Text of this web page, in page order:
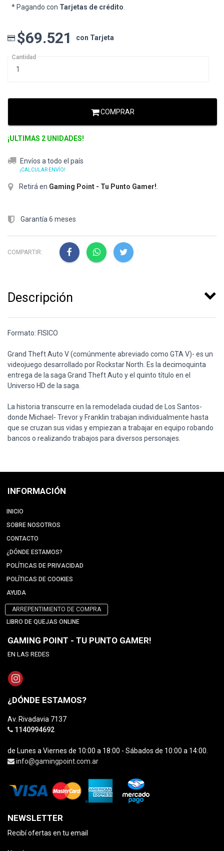
* Pagando con Tarjetas de crédito.
$69.521 con Tarjeta
Cantidad
COMPRAR
¡ULTIMAS 2 UNIDADES!
Envíos a todo el país
¡CALCULAR ENVÍO!
Retirá en Gaming Point - Tu Punto Gamer!
Garantía 6 meses
COMPARTIR:
Descripción
Formato: FISICO
Grand Theft Auto V (comúnmente abreviado como GTA V)- es un
videojuego desarrollado por Rockstar North. Es la decimoquinta
entrega de la saga Grand Theft Auto y el quinto título en el
Universo HD de la saga.
La historia transcurre en la remodelada ciudad de Los Santos-
donde Michael- Trevor y Franklin trabajan individualmente hasta
que se cruzan sus vidas y empiezan a trabajar en equipo robando
bancos o realizando trabajos para diversos personajes.
INFORMACIÓN
INICIO
SOBRE NOSOTROS
CONTACTO
¿DÓNDE ESTAMOS?
POLÍTICAS DE PRIVACIDAD
POLÍTICAS DE COOKIES
AYUDA
ARREPENTIMIENTO DE COMPRA
LIBRO DE QUEJAS ONLINE
GAMING POINT - TU PUNTO GAMER!
EN LAS REDES
¿DÓNDE ESTAMOS?
Av. Rivadavia 7137
1140994692
de Lunes a Viernes de 10:00 a 18:00 - Sábados de 10:00 a 14:00.
info@gamingpoint.com.ar
NEWSLETTER
Recibí ofertas en tu email